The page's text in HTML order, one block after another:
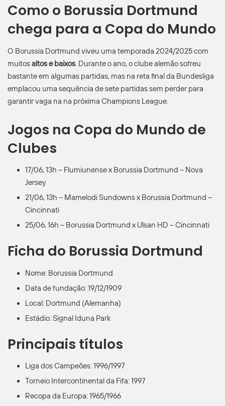
Como o Borussia Dortmund
chega para a Copa do Mundo
O Borussia Dortmund viveu uma temporada 2024/2025 com
muitosaltos e baixos. Durante o ano, o clube alemão sofreu
bastante em algumas partidas, mas na reta final da Bundesliga
emplacou uma sequência de sete partidas sem perder para
garantir vaga na na próxima Champions League.
Jogos na Copa do Mundo de
Clubes
17/06, 13h – Flumiunense x Borussia Dortmund – Nova
Jersey
21/06, 13h – Mamelodi Sundowns x Borussia Dortmund –
Cincinnati
25/06, 16h – Borussia Dortmund x Ulsan HD – Cincinnati
Ficha do Borussia Dortmund
Nome: Borussia Dortmund
Data de fundação: 19/12/1909
Local: Dortmund (Alemanha)
Estádio: Signal Iduna Park
Principais títulos
Liga dos Campeões: 1996/1997
Torneio Intercontinental da Fifa: 1997
Recopa da Europa: 1965/1966